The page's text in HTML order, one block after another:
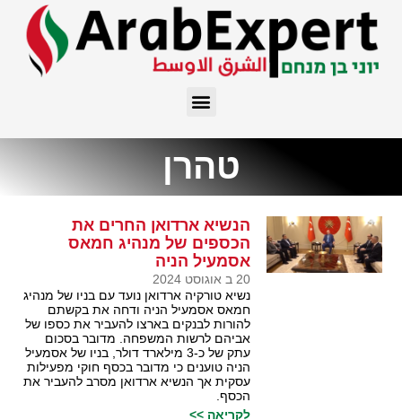
טהרן
הנשיא ארדואן החרים את
הכספים של מנהיג חמאס
אסמעיל הניה
20 ב אוגוסט 2024
נשיא טורקיה ארדואן נועד עם בניו של מנהיג
חמאס אסמעיל הניה ודחה את בקשתם
להורות לבנקים בארצו להעביר את כספו של
אביהם לרשות המשפחה. מדובר בסכום
עתק של כ-3 מילארד דולר, בניו של אסמעיל
הניה טוענים כי מדובר בכסף חוקי מפעילות
עסקית אך הנשיא ארדואן מסרב להעביר את
הכסף.
לקריאה >>